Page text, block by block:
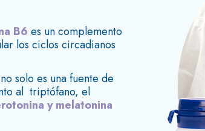
B6 es un complemento
los ciclos circadianos
solo es una fuente de
al triptófano, el
y melatonina